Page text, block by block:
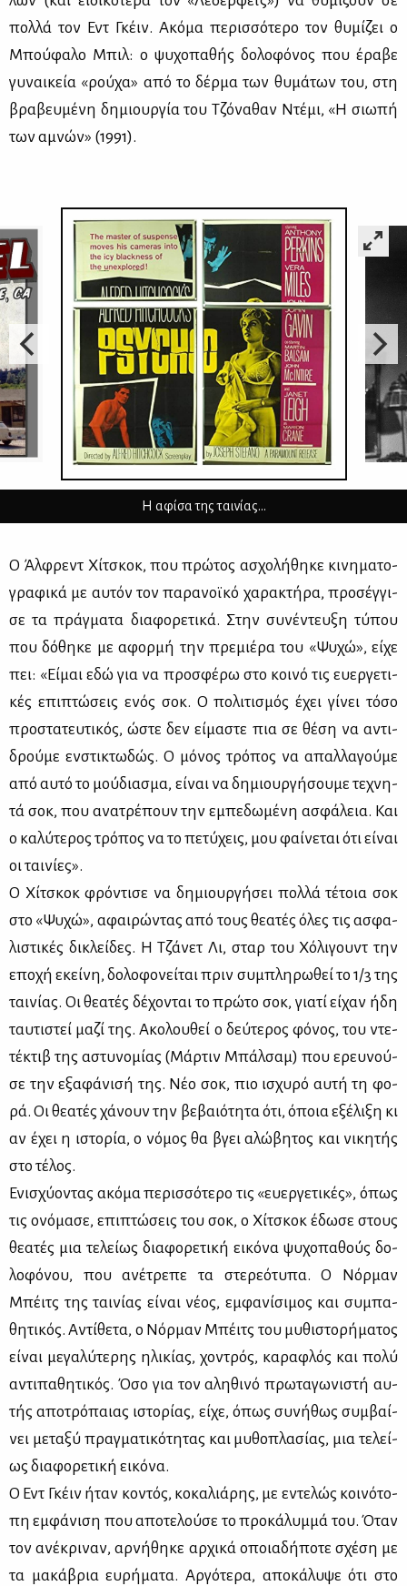
πολ­λά τον Εντ Γκέιν. Ακό­μα πε­ρισ­σό­τε­ρο τον θυ­μί­ζει ο
Μπού­φα­λο Μπιλ: ο ψυ­χο­πα­θής δο­λο­φό­νος που έρα­βε
γυ­ναι­κεία «ρού­χα» από το δέρ­μα των θυ­μά­των του, στη
βρα­βευ­μέ­νη δη­μιουρ­γία του Τζό­να­θαν Ντέ­μι, «Η σιω­πή
των αμνών» (1991).
Η αφίσα της ταινίας…
Ο Άλ­φρεντ Χί­τσκοκ, που πρώ­τος ασχο­λή­θη­κε κι­νη­μα­το­
γρα­φι­κά με αυ­τόν τον πα­ρα­νοϊ­κό χα­ρα­κτή­ρα, προ­σέγ­γι­
σε τα πράγ­μα­τα δια­φο­ρε­τι­κά. Στην συ­νέ­ντευ­ξη τύ­που
που δό­θη­κε με αφορ­μή την πρε­μιέ­ρα του «Ψυ­χώ», εί­χε
πει: «Εί­μαι εδώ για να προ­σφέ­ρω στο κοι­νό τις ευ­ερ­γε­τι­
κές επι­πτώ­σεις ενός σοκ. Ο πο­λι­τι­σμός έχει γί­νει τό­σο
προ­στα­τευ­τι­κός, ώστε δεν εί­μα­στε πια σε θέ­ση να αντι­
δρού­με εν­στι­κτω­δώς. Ο μό­νος τρό­πος να απαλ­λα­γού­με
από αυ­τό το μού­δια­σμα, εί­ναι να δη­μιουρ­γή­σου­με τε­χνη­
τά σοκ, που ανα­τρέ­πουν την εμπε­δω­μέ­νη ασφά­λεια. Και
ο κα­λύ­τε­ρος τρό­πος να το πε­τύ­χεις, μου φαί­νε­ται ότι εί­ναι
οι ται­νί­ες».
Ο Χί­τσκοκ φρό­ντι­σε να δη­μιουρ­γή­σει πολ­λά τέ­τοια σοκ
στο «Ψυ­χώ», αφαι­ρώ­ντας από τους θε­α­τές όλες τις ασφα­
λι­στι­κές δι­κλεί­δες. Η Τζά­νετ Λι, σταρ του Χό­λι­γουντ την
επο­χή εκεί­νη, δο­λο­φο­νεί­ται πριν συ­μπλη­ρω­θεί το 1/3 της
ται­νί­ας. Οι θε­α­τές δέ­χο­νται το πρώ­το σοκ, για­τί εί­χαν ήδη
ταυ­τι­στεί μα­ζί της. Ακο­λου­θεί ο δεύ­τε­ρος φό­νος, του ντε­
τέ­κτιβ της αστυ­νο­μί­ας (Μάρ­τιν Μπάλ­σαμ) που ερευ­νού­
σε την εξα­φά­νι­σή της. Νέο σοκ, πιο ισχυ­ρό αυ­τή τη φο­
ρά. Οι θε­α­τές χά­νουν την βε­βαιό­τη­τα ότι, όποια εξέ­λι­ξη κι
αν έχει η ιστο­ρία, ο νό­μος θα βγει αλώ­βη­τος και νι­κη­τής
στο τέ­λος.
Ενι­σχύ­ο­ντας ακό­μα πε­ρισ­σό­τε­ρο τις «ευ­ερ­γε­τι­κές», όπως
τις ονό­μα­σε, επι­πτώ­σεις του σοκ, ο Χί­τσκοκ έδω­σε στους
θε­α­τές μια τε­λεί­ως δια­φο­ρε­τι­κή ει­κό­να ψυ­χο­πα­θούς δο­
λο­φό­νου, που ανέ­τρε­πε τα στε­ρε­ό­τυ­πα. Ο Νόρ­μαν
Μπέιτς της ται­νί­ας εί­ναι νέ­ος, εμ­φα­νί­σι­μος και συ­μπα­
θη­τι­κός. Αντί­θε­τα, ο Νόρ­μαν Μπέιτς του μυ­θι­στο­ρή­μα­τος
εί­ναι με­γα­λύ­τε­ρης ηλι­κί­ας, χο­ντρός, κα­ρα­φλός και πο­λύ
αντι­πα­θη­τι­κός. Όσο για τον αλη­θι­νό πρω­τα­γω­νι­στή αυ­
τής απο­τρό­παιας ιστο­ρί­ας, εί­χε, όπως συ­νή­θως συμ­βαί­
νει με­τα­ξύ πραγ­μα­τι­κό­τη­τας και μυ­θο­πλα­σί­ας, μια τε­λεί­
ως δια­φο­ρε­τι­κή ει­κό­να.
Ο Εντ Γκέιν ήταν κο­ντός, κο­κα­λιά­ρης, με εντε­λώς κοι­νό­το­
πη εμ­φά­νι­ση που απο­τε­λού­σε το προ­κά­λυμ­μά του. Όταν
τον ανέ­κρι­ναν, αρ­νή­θη­κε αρ­χι­κά οποια­δή­πο­τε σχέ­ση με
τα μα­κά­βρια ευ­ρή­μα­τα. Αρ­γό­τε­ρα, απο­κά­λυ­ψε ότι στο